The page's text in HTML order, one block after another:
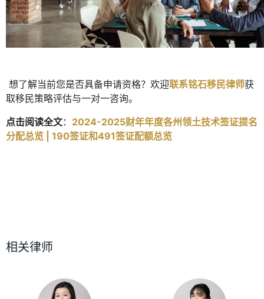
想了解当前您是否具备申请资格？欢迎联系铭石移民律师获
取移民策略评估与一对一咨询。
点击阅读全文： 2024-2025财年年度各州领土技术签证提名
分配总览 | 190签证和491签证配额总览
相关律师